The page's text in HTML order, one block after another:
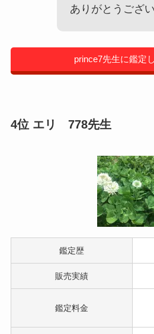
ありがとうござい
prince7先生に鑑定
4位 エリ 778先生
鑑定歴
販売実績
鑑定料金